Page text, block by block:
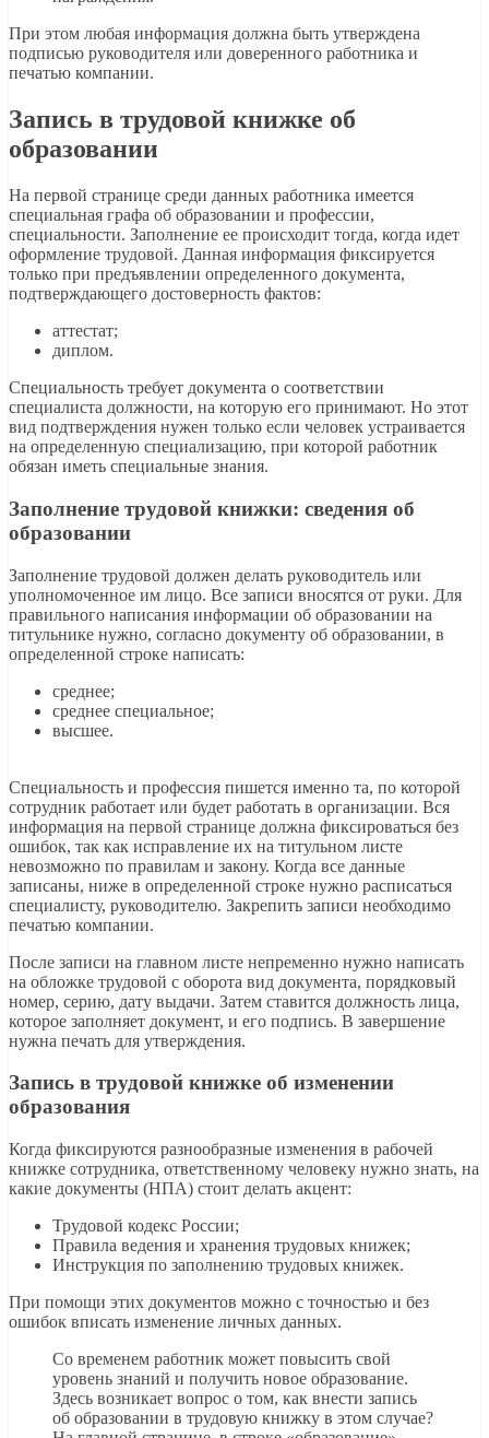
При этом любая информация должна быть утверждена
подписью руководителя или доверенного работника и
печатью компании.
Запись в трудовой книжке об
образовании
На первой странице среди данных работника имеется
специальная графа об образовании и профессии,
специальности. Заполнение ее происходит тогда, когда идет
оформление трудовой. Данная информация фиксируется
только при предъявлении определенного документа,
подтверждающего достоверность фактов:
аттестат;
диплом.
Специальность требует документа о соответствии
специалиста должности, на которую его принимают. Но этот
вид подтверждения нужен только если человек устраивается
на определенную специализацию, при которой работник
обязан иметь специальные знания.
Заполнение трудовой книжки: сведения об
образовании
Заполнение трудовой должен делать руководитель или
уполномоченное им лицо. Все записи вносятся от руки. Для
правильного написания информации об образовании на
титульнике нужно, согласно документу об образовании, в
определенной строке написать:
среднее;
среднее специальное;
высшее.
Специальность и профессия пишется именно та, по которой
сотрудник работает или будет работать в организации. Вся
информация на первой странице должна фиксироваться без
ошибок, так как исправление их на титульном листе
невозможно по правилам и закону. Когда все данные
записаны, ниже в определенной строке нужно расписаться
специалисту, руководителю. Закрепить записи необходимо
печатью компании.
После записи на главном листе непременно нужно написать
на обложке трудовой с оборота вид документа, порядковый
номер, серию, дату выдачи. Затем ставится должность лица,
которое заполняет документ, и его подпись. В завершение
нужна печать для утверждения.
Запись в трудовой книжке об изменении
образования
Когда фиксируются разнообразные изменения в рабочей
книжке сотрудника, ответственному человеку нужно знать, на
какие документы (НПА) стоит делать акцент:
Трудовой кодекс России;
Правила ведения и хранения трудовых книжек;
Инструкция по заполнению трудовых книжек.
При помощи этих документов можно с точностью и без
ошибок вписать изменение личных данных.
Со временем работник может повысить свой
уровень знаний и получить новое образование.
Здесь возникает вопрос о том, как внести запись
об образовании в трудовую книжку в этом случае?